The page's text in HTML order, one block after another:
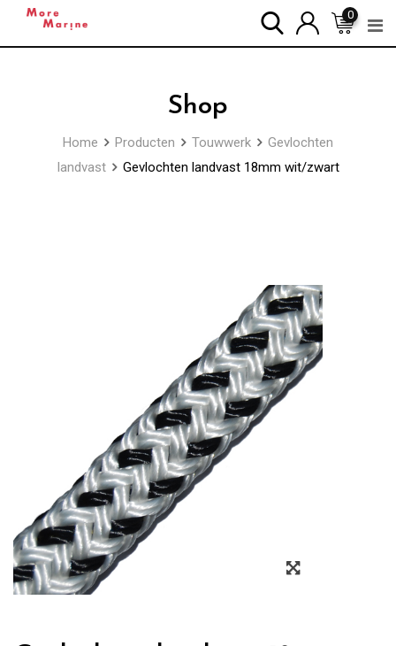
0
Shop
Home Producten Touwwerk
Gevlochten
landvast
Gevlochten landvast 18mm wit/zwart
Zoom